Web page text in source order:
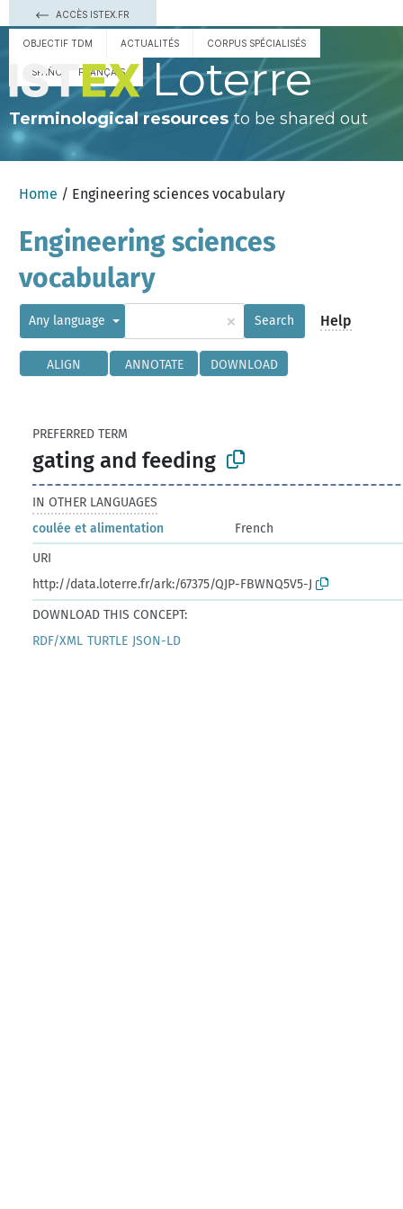
ACCÈS ISTEX.FR
OBJECTIF TDM ACTUALITÉS CORPUS SPÉCIALISÉS
ESPAÑOL FRANÇAIS Loterre
Terminological resourcesto be shared out
Home / Engineering sciences vocabulary
Engineering sciences
vocabulary
Any language × Search Help
ALIGN ANNOTATE DOWNLOAD
PREFERRED TERM
gating and feeding
IN OTHER LANGUAGES
coulée et alimentation
French
URI
http://data.loterre.fr/ark:/67375/QJP-FBWNQ5V5-J
DOWNLOAD THIS CONCEPT:
RDF/XML TURTLE JSON-LD